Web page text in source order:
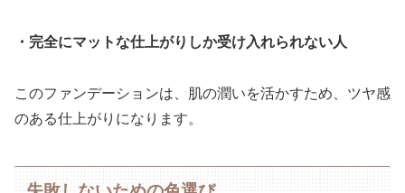
・完全にマットな仕上がりしか受け入れられない人
このファンデーションは、肌の潤いを活かすため、ツヤ感
のある仕上がりになります。